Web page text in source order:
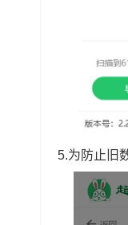
5.为防止旧